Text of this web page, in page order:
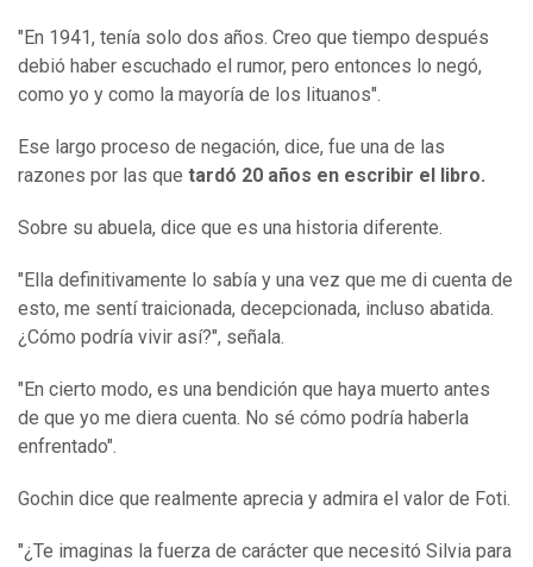
"En 1941, tenía solo dos años. Creo que tiempo después
debió haber escuchado el rumor, pero entonces lo negó,
como yo y como la mayoría de los lituanos".
Ese largo proceso de negación, dice, fue una de las
razones por las que tardó 20 años en escribir el libro.
Sobre su abuela, dice que es una historia diferente.
"Ella definitivamente lo sabía y una vez que me di cuenta de
esto, me sentí traicionada, decepcionada, incluso abatida.
¿Cómo podría vivir así?", señala.
"En cierto modo, es una bendición que haya muerto antes
de que yo me diera cuenta. No sé cómo podría haberla
enfrentado".
Gochin dice que realmente aprecia y admira el valor de Foti.
"¿Te imaginas la fuerza de carácter que necesitó Silvia para